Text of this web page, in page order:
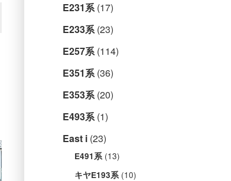
E231系(17)
E233系(23)
E257系(114)
E351系(36)
E353系(20)
E493系(1)
East i (23)
E491系(13)
キヤE193系(10)